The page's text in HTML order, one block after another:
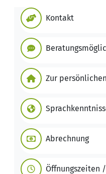
Kontakt
Zur
Abrechnung
Öffnungszeiten